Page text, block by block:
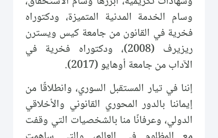
وسام الخدمة المدنية المتميزة، ودكتوراه
فخرية في القانون من جامعة كيس ويسترن
ريزيرف (2008)، ودكتوراه فخرية في
الآداب من جامعة أوهايو (2017).
إننا في تيار المستقبل السوري، وانطلاقًا من
إيماننا بالدور المحوري القانوني والأخلاقي
الدولي، وعرفانًا منا بالشخصيات التي وقفت